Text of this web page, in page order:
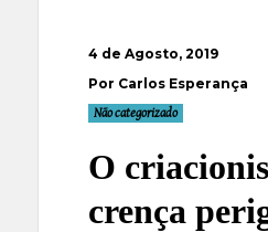
4 de Agosto, 2019
Por Carlos Esperança
Não categorizado
O
crença